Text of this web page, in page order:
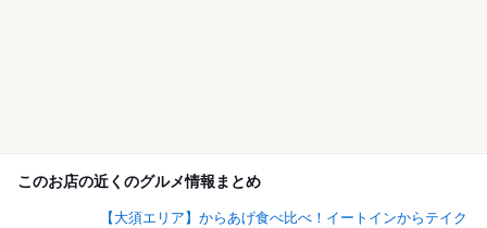
このお店の近くのグルメ情報まとめ
【大須エリア】からあげ食べ比べ！イートインからテイク